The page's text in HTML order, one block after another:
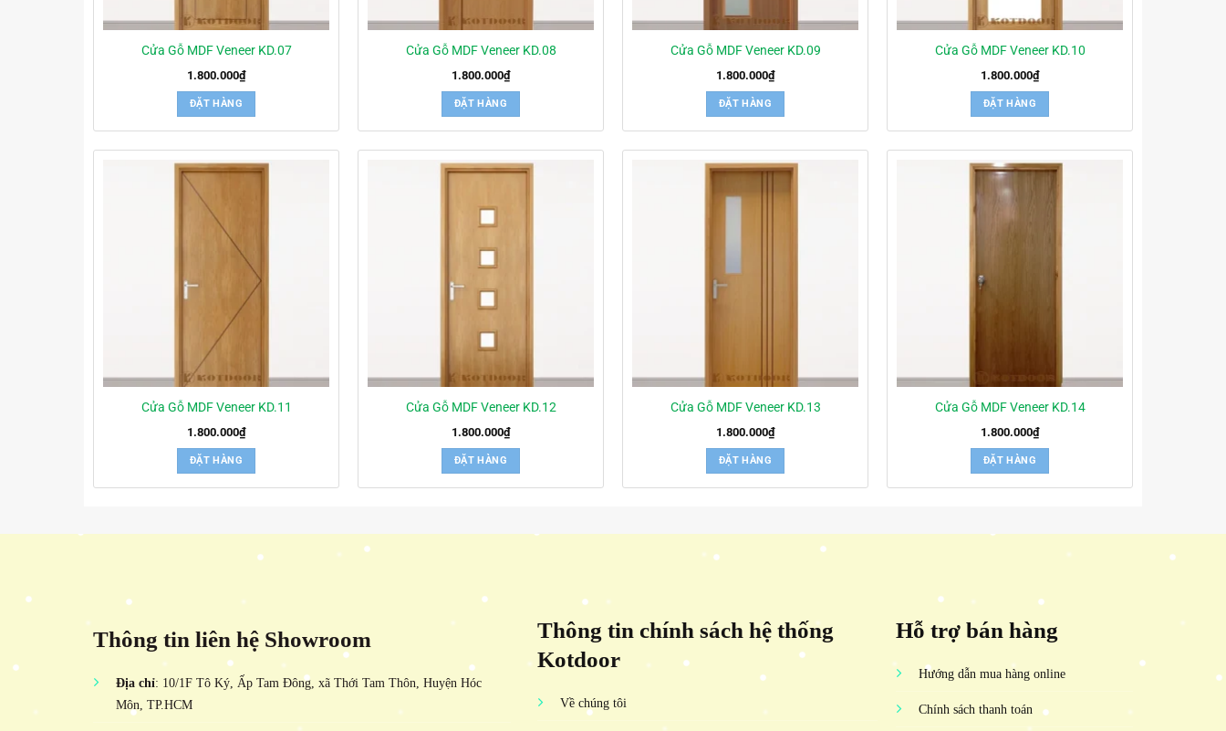
Cửa Gỗ MDF Veneer KD.07
1.800.000₫
ĐẶT HÀNG
Cửa Gỗ MDF Veneer KD.08
1.800.000₫
ĐẶT HÀNG
Cửa Gỗ MDF Veneer KD.09
1.800.000₫
ĐẶT HÀNG
Cửa Gỗ MDF Veneer KD.10
1.800.000₫
ĐẶT HÀNG
Cửa Gỗ MDF Veneer KD.11
1.800.000₫
ĐẶT HÀNG
Cửa Gỗ MDF Veneer KD.12
1.800.000₫
ĐẶT HÀNG
Cửa Gỗ MDF Veneer KD.13
1.800.000₫
ĐẶT HÀNG
Cửa Gỗ MDF Veneer KD.14
1.800.000₫
ĐẶT HÀNG
Thông tin liên hệ Showroom
Địa chỉ: 10/1F Tô Ký, Ấp Tam Đông, xã Thới Tam Thôn, Huyện Hóc
Môn, TP.HCM
Thông tin chính sách hệ thống
Kotdoor
Về chúng tôi
Hỗ trợ bán hàng
Hướng dẫn mua hàng online
Chính sách thanh toán